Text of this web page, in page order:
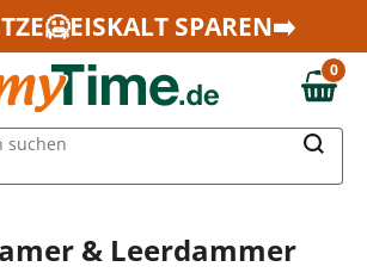
SPAREN➡️
0,00 €
0
suchen
& Leerdammer